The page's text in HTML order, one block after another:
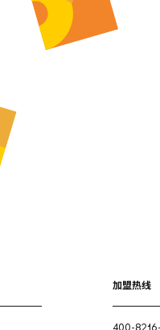
加盟热线